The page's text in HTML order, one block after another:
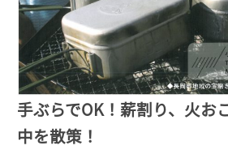
手ぶらでOK！薪割り、火お
中を散策！